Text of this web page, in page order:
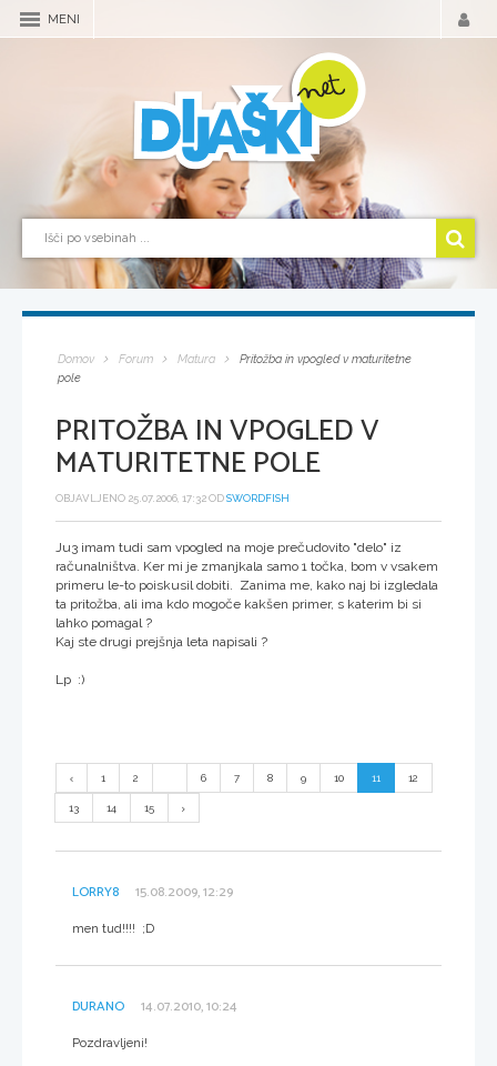
MENI
Domov Forum Matura
Pritožba in vpogled v maturitetne
pole
PRITOŽBA IN VPOGLED V
MATURITETNE POLE
OBJAVLJENO 25.07.2006, 17:32 ODSWORDFISH
Ju3 imam tudi sam vpogled na moje prečudovito "delo" iz
računalništva. Ker mi je zmanjkala samo 1 točka, bom v vsakem
primeru le-to poiskusil dobiti. Zanima me, kako naj bi izgledala
ta pritožba, ali ima kdo mogoče kakšen primer, s katerim bi si
lahko pomagal ?
Kaj ste drugi prejšnja leta napisali ?
Lp :)
1 2 6 7 8 9 10 11 12
13 14 15
LORRY8 15.08.2009, 12:29
men tud!!!! ;D
DURANO 14.07.2010, 10:24
Pozdravljeni!